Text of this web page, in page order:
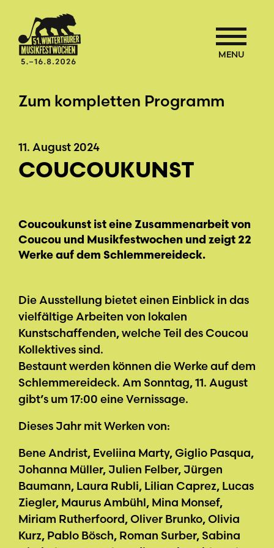
MENU
Zum kompletten Programm
11. August 2024
COUCOUKUNST
Coucoukunst ist eine Zusammenarbeit von
Coucou und Musikfestwochen und zeigt 22
Werke auf dem Schlemmereideck.
Die Ausstellung bietet einen Einblick in das
vielfältige Arbeiten von lokalen
Kunstschaffenden, welche Teil des Coucou
Kollektives sind.
Bestaunt werden können die Werke auf dem
Schlemmereideck. Am Sonntag, 11. August
gibt’s um 17:00 eine Vernissage.
Dieses Jahr mit Werken von:
Bene Andrist, Eveliina Marty, Giglio Pasqua,
Johanna Müller, Julien Felber, Jürgen
Baumann, Laura Rubli, Lilian Caprez, Lucas
Ziegler, Maurus Ambühl, Mina Monsef,
Miriam Rutherfoord, Oliver Brunko, Olivia
Kurz, Pablo Bösch, Roman Surber, Sabina